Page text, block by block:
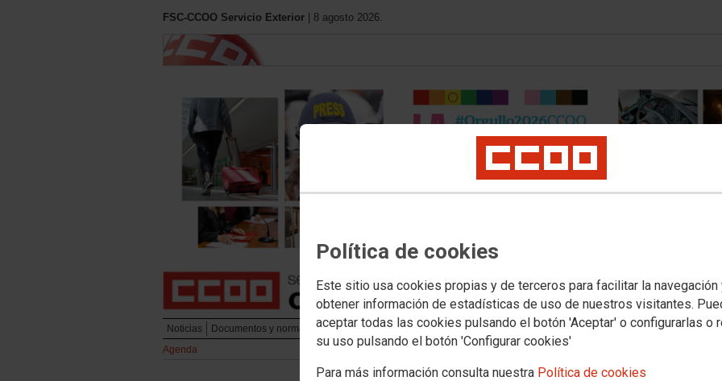
Política de cookies
Este sitio usa cookies propias y de terceros para facilitar la navegación
obtener información de estadísticas de uso de nuestros visitantes.
aceptar todas las cookies pulsando el botón 'Aceptar' o configurarlas o
su uso pulsando el botón 'Configurar cookies'
Para más información consulta nuestra Política de cookies
FSC-CCOO Servicio Exterior | 8 agosto 2026.
Contacto FSC-CCOO
Tu sindicato
Multimedia
Noticias Documentos y normativa English Content Contenu français Prevención de Riesgos (LPRL)
Elecciones
Agenda